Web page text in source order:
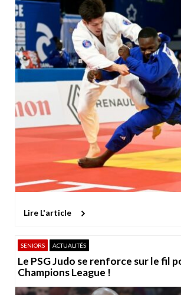
Lire L'article
SENIORS ACTUALITÉS
Le PSG Judo se renforce sur le fil
Champions League !